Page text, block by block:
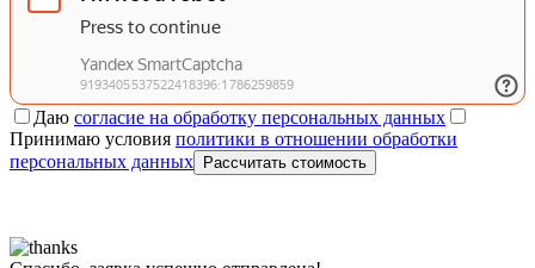
Даю согласие на обработку персональных данных
Принимаю условия политики в отношении обработки
персональных данных
Рассчитать стоимость